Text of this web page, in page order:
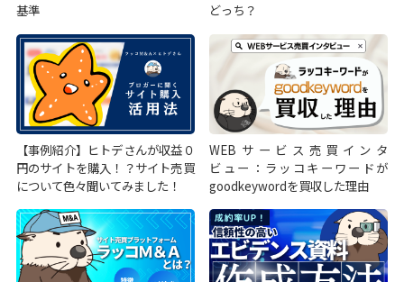
基準
どっち？
【事例紹介】ヒトデさんが収益０
円のサイトを購入！？サイト売買
について色々聞いてみました！
WEBサービス売買インタ
ビュー：ラッコキーワードが
goodkeywordを買収した理由